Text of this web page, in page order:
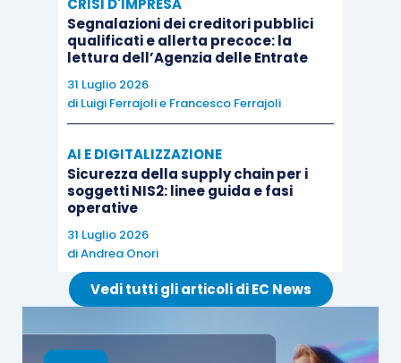
CRISI D'IMPRESA
Segnalazioni dei creditori pubblici
qualificati e allerta precoce: la
lettura dell’Agenzia delle Entrate
31 Luglio 2026
di Luigi Ferrajolie Francesco Ferrajoli
AI E DIGITALIZZAZIONE
Sicurezza della supply chain per i
soggetti NIS2: linee guida e fasi
operative
31 Luglio 2026
diAndrea Onori
Vedi tutti gli articoli di EC News